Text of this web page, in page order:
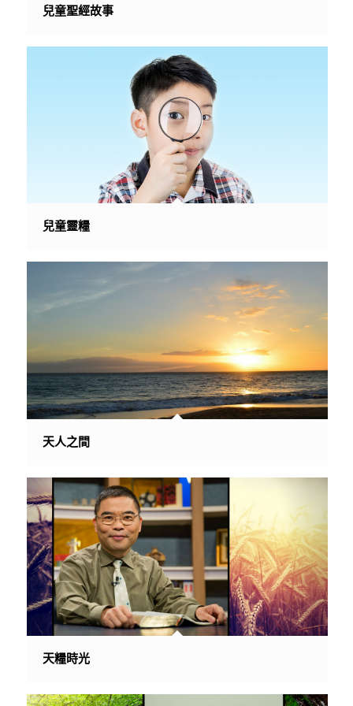
兒童聖經故事
兒童靈糧
天人之間
天糧時光